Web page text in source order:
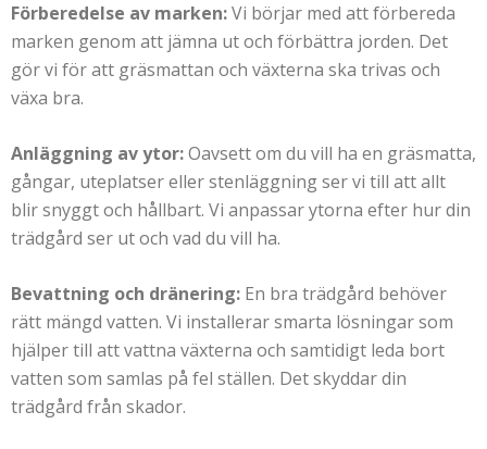
Förberedelse av marken:Vi börjar med att förbereda
marken genom att jämna ut och förbättra jorden. Det
gör vi för att gräsmattan och växterna ska trivas och
växa bra.
Anläggning av ytor:Oavsett om du vill ha en gräsmatta,
gångar, uteplatser eller stenläggning ser vi till att allt
blir snyggt och hållbart. Vi anpassar ytorna efter hur din
trädgård ser ut och vad du vill ha.
Bevattning och dränering: En bra trädgård behöver
rätt mängd vatten. Vi installerar smarta lösningar som
hjälper till att vattna växterna och samtidigt leda bort
vatten som samlas på fel ställen. Det skyddar din
trädgård från skador.